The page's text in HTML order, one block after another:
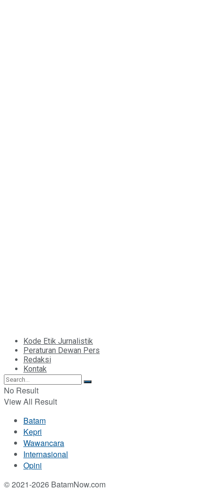
Kode Etik Jurnalistik
Peraturan Dewan Pers
Redaksi
Kontak
No Result
View All Result
Batam
Kepri
Wawancara
Internasional
Opini
© 2021-2026 BatamNow.com